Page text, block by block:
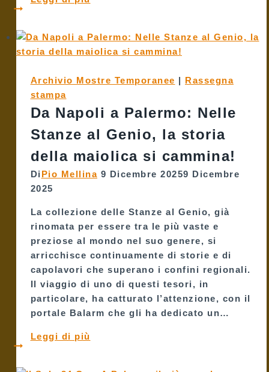
“Stanze
al
un
tra
maioliche
e
memoria
a
Archivio Mostre Temporanee | Rassegna
stampa
Da Napoli a Palermo: Nelle
Stanze al Genio, la storia
della maiolica si cammina!
Di Pio Mellina 9 Dicembre 20259 Dicembre
2025
La collezione delle Stanze al Genio, già
rinomata per essere tra le più vaste e
preziose al mondo nel suo genere, si
arricchisce continuamente di storie e di
capolavori che superano i confini regionali.
Il viaggio di uno di questi tesori, in
particolare, ha catturato l’attenzione, con il
portale Balarm che gli ha dedicato un…
Leggi di più